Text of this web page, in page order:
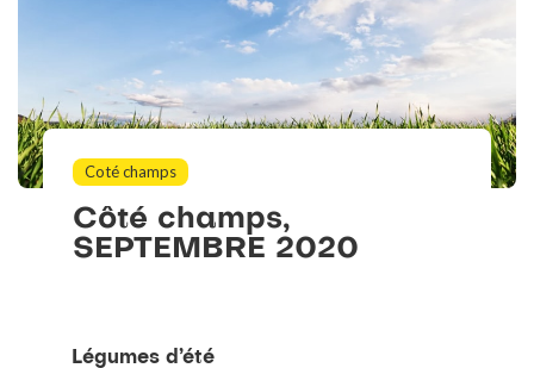
Coté champs
Côté champs,
SEPTEMBRE 2020
Légumes d’été